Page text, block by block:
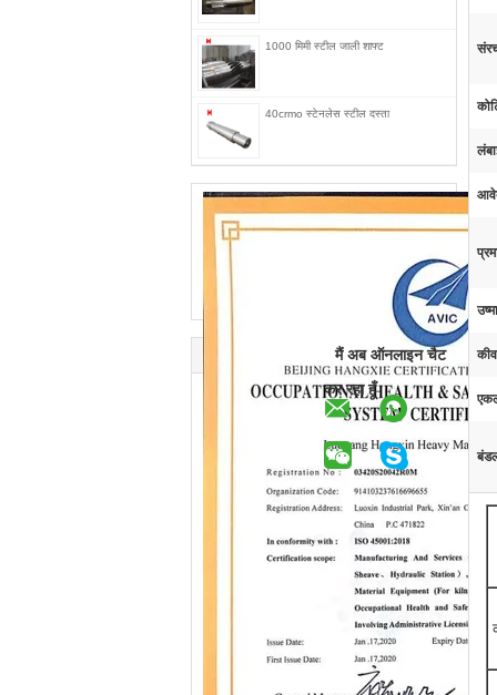
1000 मिमी स्टील जाली शाफ्ट
40crmo स्टेनलेस स्टील दस्ता
मैं अब ऑनलाइन चैट
कर रहा हूँ